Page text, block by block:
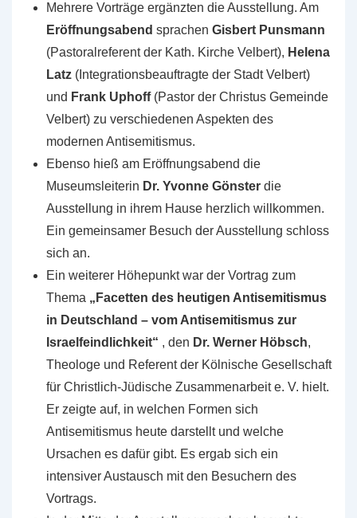
Mehrere Vorträge ergänzten die Ausstellung. Am
Eröffnungsabend sprachen Gisbert Punsmann
(Pastoralreferent der Kath. Kirche Velbert), Helena
Latz (Integrationsbeauftragte der Stadt Velbert)
und Frank Uphoff (Pastor der Christus Gemeinde
Velbert) zu verschiedenen Aspekten des
modernen Antisemitismus.
Ebenso hieß am Eröffnungsabend die
Museumsleiterin Dr. Yvonne Gönster die
Ausstellung in ihrem Hause herzlich willkommen.
Ein gemeinsamer Besuch der Ausstellung schloss
sich an.
Ein weiterer Höhepunkt war der Vortrag zum
Thema „Facetten des heutigen Antisemitismus
in Deutschland – vom Antisemitismus zur
Israelfeindlichkeit“ , den Dr. Werner Höbsch,
Theologe und Referent der Kölnische Gesellschaft
für Christlich-Jüdische Zusammenarbeit e. V. hielt.
Er zeigte auf, in welchen Formen sich
Antisemitismus heute darstellt und welche
Ursachen es dafür gibt. Es ergab sich ein
intensiver Austausch mit den Besuchern des
Vortrags.